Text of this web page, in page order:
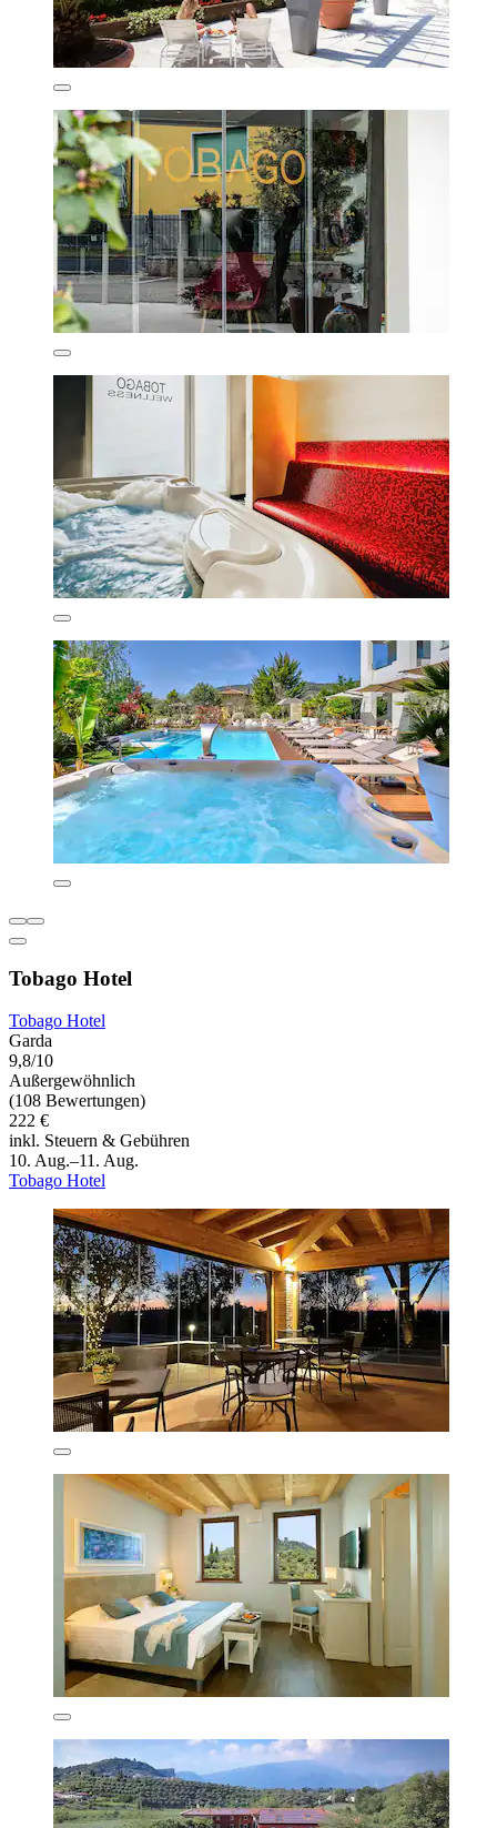
Tobago Hotel
Tobago Hotel
Garda
9,8/10
Außergewöhnlich
(108 Bewertungen)
222 €
inkl. Steuern & Gebühren
10. Aug.–11. Aug.
Tobago Hotel